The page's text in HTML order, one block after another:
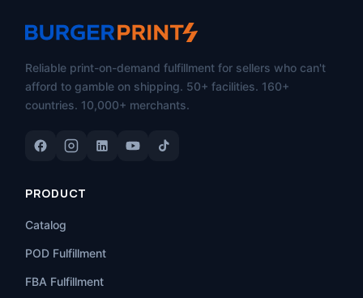
Reliable print-on-demand fulfillment for sellers who can't
afford to gamble on shipping. 50+ facilities. 160+
countries. 10,000+ merchants.
PRODUCT
Catalog
POD Fulfillment
FBA Fulfillment